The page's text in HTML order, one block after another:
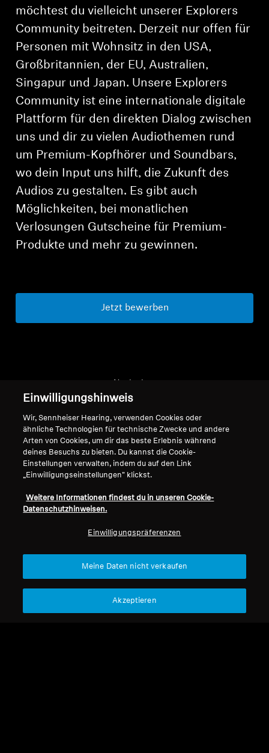
möchtest du vielleicht unserer Explorers
Community beitreten. Derzeit nur offen für
Personen mit Wohnsitz in den USA,
Großbritannien, der EU, Australien,
Singapur und Japan. Unsere Explorers
Community ist eine internationale digitale
Plattform für den direkten Dialog zwischen
uns und dir zu vielen Audiothemen rund
um Premium-Kopfhörer und Soundbars,
wo dein Input uns hilft, die Zukunft des
Audios zu gestalten. Es gibt auch
Möglichkeiten, bei monatlichen
Verlosungen Gutscheine für Premium-
Produkte und mehr zu gewinnen.
Jetzt bewerben
Impressum
Globale Datenschutzrichtlinie
Geschäftsbedingungen für
Koordinierte Richtlinie zur
Unser Unternehmen
Pressekontakte
Sennheiser Consumer
Einwilligungshinweis
Wir, Sennheiser Hearing, verwenden Cookies oder
ähnliche Technologien für technische Zwecke und andere
Arten von Cookies, um dir das beste Erlebnis während
deines Besuchs zu bieten. Du kannst die Cookie-
Einstellungen verwalten, indem du auf den Link
„Einwilligungseinstellungen" klickst.
Weitere Informationen findest du in unseren Cookie-
Datenschutzhinweisen.
Einwilligungspräferenzen
Meine Daten nicht verkaufen
Akzeptieren